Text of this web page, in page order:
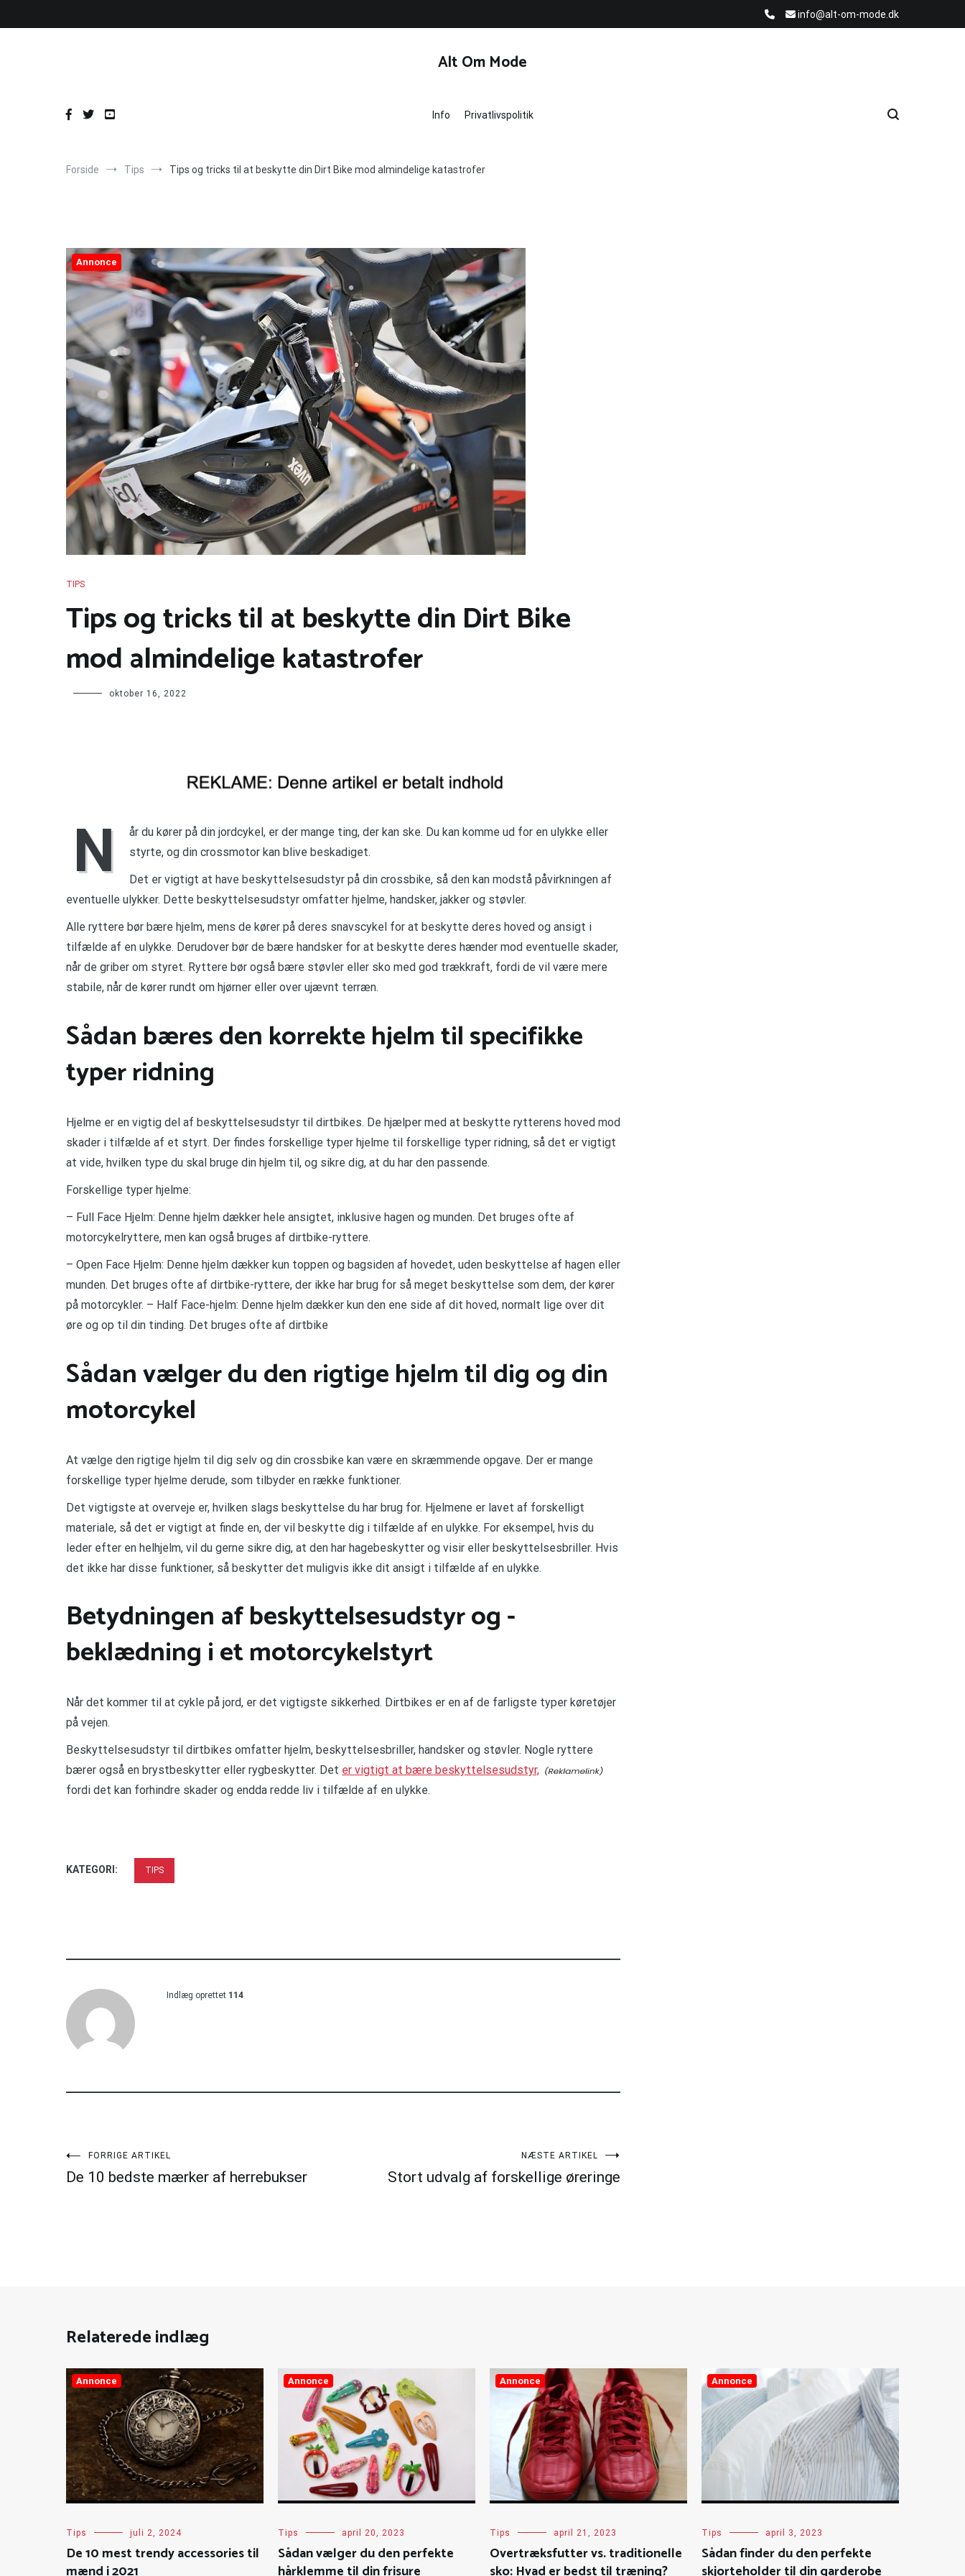
info@alt-om-mode.dk
Alt Om Mode
Info Privatlivspolitik
Forside Tips Tips og tricks til at beskytte din Dirt Bike mod almindelige katastrofer
Annonce
TIPS
Tips og tricks til at beskytte din Dirt Bike
mod almindelige katastrofer
oktober 16, 2022
N
år du kører på din jordcykel, er der mange ting, der kan ske. Du kan komme ud for en ulykke eller
styrte, og din crossmotor kan blive beskadiget.
Det er vigtigt at have beskyttelsesudstyr på din crossbike, så den kan modstå påvirkningen af
eventuelle ulykker. Dette beskyttelsesudstyr omfatter hjelme, handsker, jakker og støvler.
Alle ryttere bør bære hjelm, mens de kører på deres snavscykel for at beskytte deres hoved og ansigt i
tilfælde af en ulykke. Derudover bør de bære handsker for at beskytte deres hænder mod eventuelle skader,
når de griber om styret. Ryttere bør også bære støvler eller sko med god trækkraft, fordi de vil være mere
stabile, når de kører rundt om hjørner eller over ujævnt terræn.
Sådan bæres den korrekte hjelm til specifikke
typer ridning
Hjelme er en vigtig del af beskyttelsesudstyr til dirtbikes. De hjælper med at beskytte rytterens hoved mod
skader i tilfælde af et styrt. Der findes forskellige typer hjelme til forskellige typer ridning, så det er vigtigt
at vide, hvilken type du skal bruge din hjelm til, og sikre dig, at du har den passende.
Forskellige typer hjelme:
– Full Face Hjelm: Denne hjelm dækker hele ansigtet, inklusive hagen og munden. Det bruges ofte af
motorcykelryttere, men kan også bruges af dirtbike-ryttere.
– Open Face Hjelm: Denne hjelm dækker kun toppen og bagsiden af hovedet, uden beskyttelse af hagen eller
munden. Det bruges ofte af dirtbike-ryttere, der ikke har brug for så meget beskyttelse som dem, der kører
på motorcykler. – Half Face-hjelm: Denne hjelm dækker kun den ene side af dit hoved, normalt lige over dit
øre og op til din tinding. Det bruges ofte af dirtbike
Sådan vælger du den rigtige hjelm til dig og din
motorcykel
At vælge den rigtige hjelm til dig selv og din crossbike kan være en skræmmende opgave. Der er mange
forskellige typer hjelme derude, som tilbyder en række funktioner.
Det vigtigste at overveje er, hvilken slags beskyttelse du har brug for. Hjelmene er lavet af forskelligt
materiale, så det er vigtigt at finde en, der vil beskytte dig i tilfælde af en ulykke. For eksempel, hvis du
leder efter en helhjelm, vil du gerne sikre dig, at den har hagebeskytter og visir eller beskyttelsesbriller. Hvis
det ikke har disse funktioner, så beskytter det muligvis ikke dit ansigt i tilfælde af en ulykke.
Betydningen af beskyttelsesudstyr og -
beklædning i et motorcykelstyrt
Når det kommer til at cykle på jord, er det vigtigste sikkerhed. Dirtbikes er en af de farligste typer køretøjer
på vejen.
Beskyttelsesudstyr til dirtbikes omfatter hjelm, beskyttelsesbriller, handsker og støvler. Nogle ryttere
bærer også en brystbeskytter eller rygbeskytter. Det er vigtigt at bære beskyttelsesudstyr,
fordi det kan forhindre skader og endda redde liv i tilfælde af en ulykke.
KATEGORI: TIPS
Indlæg oprettet 114
Indlægsnavigation
FORRIGE ARTIKEL
De 10 bedste mærker af herrebukser
NÆSTE ARTIKEL
Stort udvalg af forskellige øreringe
Relaterede indlæg
Annonce
Tips juli 2, 2024
De 10 mest trendy accessories til
mænd i 2021
Annonce
Tips april 20, 2023
Sådan vælger du den perfekte
hårklemme til din frisure
Annonce
Tips april 21, 2023
Overtræksfutter vs. traditionelle
sko: Hvad er bedst til træning?
Annonce
Tips april 3, 2023
Sådan finder du den perfekte
skjorteholder til din garderobe